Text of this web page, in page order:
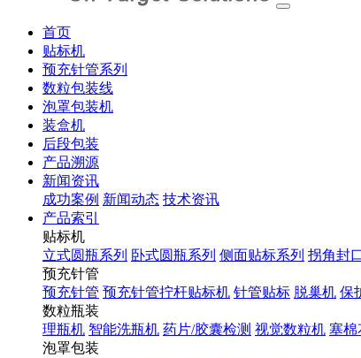
首页
贴标机
预充针管系列
数粒包装线
泡罩包装机
装盒机
后段包装
产品溯源
新闻资讯
成功案例 新闻动态 技术资讯
产品索引
贴标机
立式圆瓶系列 卧式圆瓶系列 侧面贴标系列 拐角封
预充针管
预充针管 预充针管拧杆贴标机 针管贴标 脱巢机 保
数粒瓶装
理瓶机 智能洗瓶机 药片/胶囊检测 视觉数粒机 塞棉
泡罩包装